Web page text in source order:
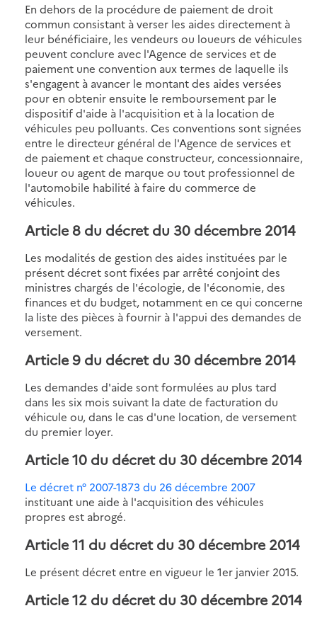
En dehors de la procédure de paiement de droit
commun consistant à verser les aides directement à
leur bénéficiaire, les vendeurs ou loueurs de véhicules
peuvent conclure avec l'Agence de services et de
paiement une convention aux termes de laquelle ils
s'engagent à avancer le montant des aides versées
pour en obtenir ensuite le remboursement par le
dispositif d'aide à l'acquisition et à la location de
véhicules peu polluants. Ces conventions sont signées
entre le directeur général de l'Agence de services et
de paiement et chaque constructeur, concessionnaire,
loueur ou agent de marque ou tout professionnel de
l'automobile habilité à faire du commerce de
véhicules.
Article 8 du décret du 30 décembre 2014
Les modalités de gestion des aides instituées par le
présent décret sont fixées par arrêté conjoint des
ministres chargés de l'écologie, de l'économie, des
finances et du budget, notamment en ce qui concerne
la liste des pièces à fournir à l'appui des demandes de
versement.
Article 9 du décret du 30 décembre 2014
Les demandes d'aide sont formulées au plus tard
dans les six mois suivant la date de facturation du
véhicule ou, dans le cas d'une location, de versement
du premier loyer.
Article 10 du décret du 30 décembre 2014
Le décret n° 2007-1873 du 26 décembre 2007
instituant une aide à l'acquisition des véhicules
propres est abrogé.
Article 11 du décret du 30 décembre 2014
Le présent décret entre en vigueur le 1er janvier 2015.
Article 12 du décret du 30 décembre 2014